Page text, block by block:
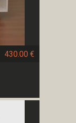
430.00 €